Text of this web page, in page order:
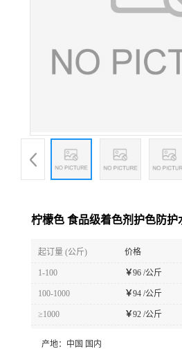
柠檬色 食品级着色剂护色防护
起订量 (公斤) 价格
1-100 ￥96 /公斤
100-1000 ￥94 /公斤
≥1000 ￥92 /公斤
产地： 中国 国内